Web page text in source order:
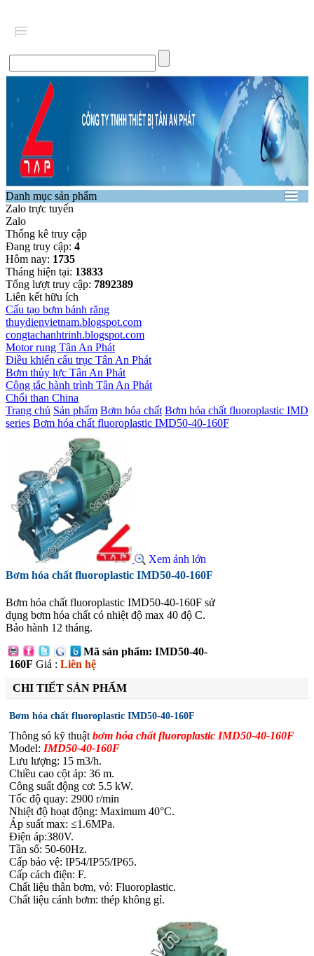
Danh mục sản phẩm
Zalo trực tuyến
Zalo
Thống kê truy cập
Đang truy cập: 4
Hôm nay: 1735
Tháng hiện tại: 13833
Tổng lượt truy cập: 7892389
Liên kết hữu ích
Cấu tạo bơm bánh răng
thuydienvietnam.blogspot.com
congtachanhtrinh.blogspot.com
Motor rung Tân An Phát
Điều khiển cẩu trục Tân An Phát
Bơm thủy lực Tân An Phát
Công tắc hành trình Tân An Phát
Chổi than China
Trang chủ Sản phẩm Bơm hóa chất Bơm hóa chất fluoroplastic IMD
series Bơm hóa chất fluoroplastic IMD50-40-160F
Xem ảnh lớn
Bơm hóa chất fluoroplastic IMD50-40-160F
Bơm hóa chất fluoroplastic IMD50-40-160F sử
dụng bơm hóa chất có nhiệt độ max 40 độ C.
Bảo hành 12 tháng.
Mã sản phẩm: IMD50-40-
160F Giá : Liên hệ
CHI TIẾT SẢN PHẨM
Bơm hóa chất fluoroplastic IMD50-40-160F
Thông só kỹ thuật bơm hóa chất fluoroplastic IMD50-40-160F
Model: IMD50-40-160F
Lưu lượng: 15 m3/h.
Chiều cao cột áp: 36 m.
Công suất động cơ: 5.5 kW.
Tốc độ quay: 2900 r/min
Nhiệt độ hoạt động: Maximum 40°C.
Áp suất max: ≤1.6MPa.
Điện áp:380V.
Tần số: 50-60Hz.
Cấp bảo vệ: IP54/IP55/IP65.
Cấp cách điện: F.
Chất liệu thân bơm, vỏ: Fluoroplastic.
Chất liệu cánh bơm: thép không gỉ.